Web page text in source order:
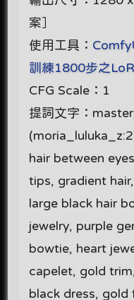
案］
使用工具：
訓練1800步之
CFG Scale：1
提詞文字：
hair between
tips, gradient
large black hair
jewelry, purple
bowtie, heart
capelet, gold
black dress, gold